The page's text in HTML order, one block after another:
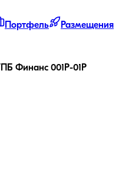
Портфель
Размещения
ГПБ Финанс 001Р-01Р